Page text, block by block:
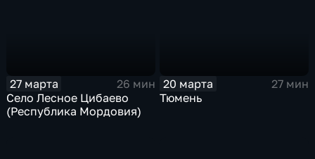
27 марта
26 мин
Село Лесное Цибаево
(Республика Мордовия)
20 марта
27 мин
Тюмень